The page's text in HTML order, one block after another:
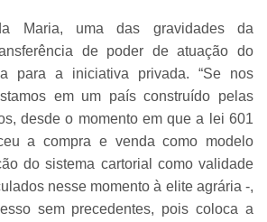
Maria, uma das gravidades da
de poder de atuação do
para a iniciativa privada. “Se nos
em um país construído pelas
desde o momento em que a lei 601
a compra e venda como modelo
do sistema cartorial como validade
nesse momento à elite agrária -,
sem precedentes, pois coloca a